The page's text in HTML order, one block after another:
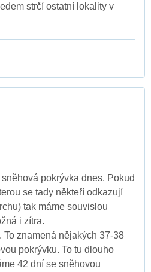
strčí ostatní lokality v
pokrývka dnes. Pokud
se tady někteří odkazují
tak máme souvislou
i zítra.
To znamená nějakých 37-38
pokrývku. To tu dlouho
42 dní se sněhovou